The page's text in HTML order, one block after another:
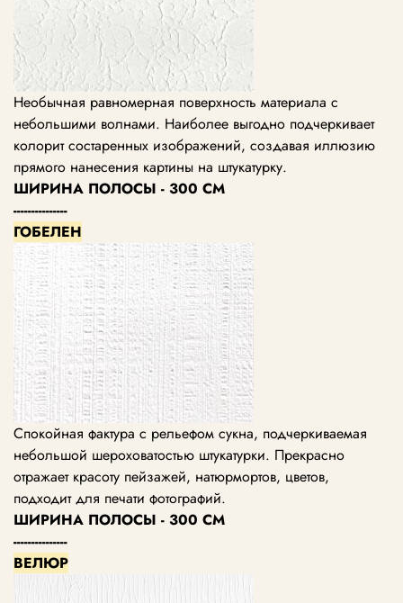
Необычная равномерная поверхность материала с
небольшими волнами. Наиболее выгодно подчеркивает
колорит состаренных изображений, создавая иллюзию
прямого нанесения картины на штукатурку.
ШИРИНА ПОЛОСЫ - 300 СМ
---------------
ГОБЕЛЕН
Спокойная фактура с рельефом сукна, подчеркиваемая
небольшой шероховатостью штукатурки. Прекрасно
отражает красоту пейзажей, натюрмортов, цветов,
подходит для печати фотографий.
ШИРИНА ПОЛОСЫ - 300 СМ
---------------
ВЕЛЮР